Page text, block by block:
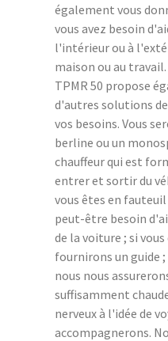
également vous
vous avez besoin
l'intérieur ou à
maison ou au travail.
TPMR 50 propose
d'autres solutions
vos besoins. Vous
berline ou un
chauffeur qui est
entrer et sortir du
vous êtes en
peut-être besoin
de la voiture ; si
fournirons un guide
nous nous
suffisamment
nerveux à l'idée de
accompagnerons.